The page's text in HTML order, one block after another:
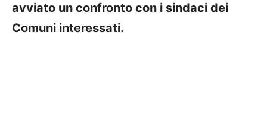
avviato un confronto con i sindaci dei
Comuni interessati.